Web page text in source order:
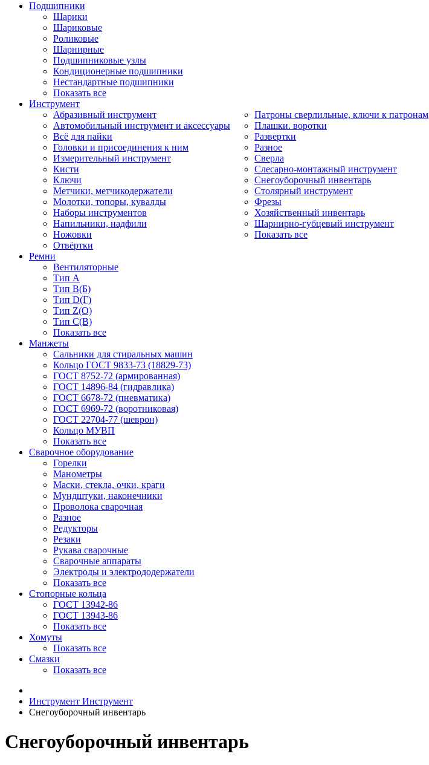
Подшипники
Шарики
Шариковые
Роликовые
Шарнирные
Подшипниковые узлы
Кондиционерные подшипники
Нестандартные подшипники
Показать все
Инструмент
Абразивный инструмент
Автомобильный инструмент и аксессуары
Всё для пайки
Головки и присоединения к ним
Измерительный инструмент
Кисти
Ключи
Метчики, метчикодержатели
Молотки, топоры, кувалды
Наборы инструментов
Напильники, надфили
Ножовки
Отвёртки
Патроны сверлильные, ключи к патронам
Плашки. воротки
Развертки
Разное
Сверла
Слесарно-монтажный инструмент
Снегоуборочный инвентарь
Столярный инструмент
Фрезы
Хозяйственный инвентарь
Шарнирно-губцевый инструмент
Показать все
Ремни
Вентиляторные
Тип A
Тип B(Б)
Тип D(Г)
Тип Z(O)
Тип С(В)
Показать все
Манжеты
Сальники для стиральных машин
Кольцо ГОСТ 9833-73 (18829-73)
ГОСТ 8752-72 (армированная)
ГОСТ 14896-84 (гидравлика)
ГОСТ 6678-72 (пневматика)
ГОСТ 6969-72 (воротниковая)
ГОСТ 22704-77 (шеврон)
Кольцо МУВП
Показать все
Сварочное оборудование
Горелки
Манометры
Маски, стекла, очки, краги
Мундштуки, наконечники
Проволока сварочная
Разное
Редукторы
Резаки
Рукава сварочные
Сварочные аппараты
Электроды и электрододержатели
Показать все
Стопорные кольца
ГОСТ 13942-86
ГОСТ 13943-86
Показать все
Хомуты
Показать все
Смазки
Показать все
Инструмент Инструмент
Снегоуборочный инвентарь
Снегоуборочный инвентарь